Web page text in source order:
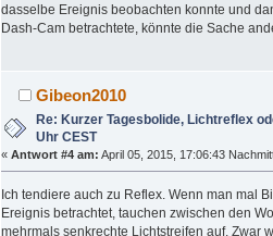
dasselbe Ereignis beobachten konnte und
Dash-Cam betrachtete, könnte die Sache
Gibeon2010
Re: Kurzer Tagesbolide, Lichtreflex
Uhr CEST
« Antwort #4 am: April 05, 2015, 17:06:43
Ich tendiere auch zu Reflex. Wenn man mal
Ereignis betrachtet, tauchen zwischen den
mehrmals senkrechte Lichtstreifen auf. Zwar